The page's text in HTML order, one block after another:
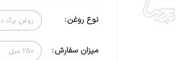
نوع روغن
میزان سفارش